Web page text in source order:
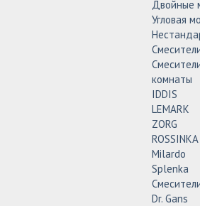
Двойные
Угловая
комнаты
IDDIS
LEMARK
ZORG
ROSSINKA
Milardo
Splenka
Dr. Gans